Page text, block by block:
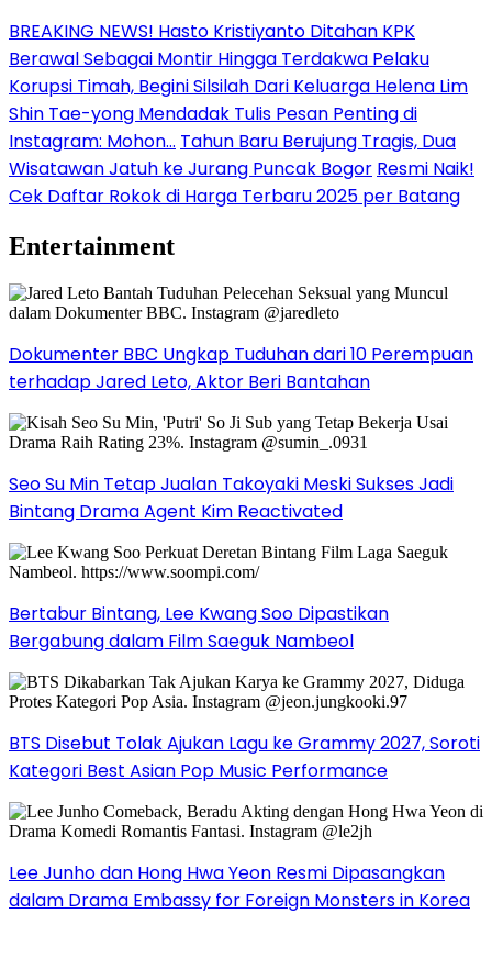
BREAKING NEWS! Hasto Kristiyanto Ditahan KPK
Berawal Sebagai Montir Hingga Terdakwa Pelaku
Korupsi Timah, Begini Silsilah Dari Keluarga Helena Lim
Shin Tae-yong Mendadak Tulis Pesan Penting di
Instagram: Mohon… Tahun Baru Berujung Tragis, Dua
Wisatawan Jatuh ke Jurang Puncak Bogor Resmi Naik!
Cek Daftar Rokok di Harga Terbaru 2025 per Batang
Entertainment
Dokumenter BBC Ungkap Tuduhan dari 10 Perempuan
terhadap Jared Leto, Aktor Beri Bantahan
Seo Su Min Tetap Jualan Takoyaki Meski Sukses Jadi
Bintang Drama Agent Kim Reactivated
Bertabur Bintang, Lee Kwang Soo Dipastikan
Bergabung dalam Film Saeguk Nambeol
BTS Disebut Tolak Ajukan Lagu ke Grammy 2027, Soroti
Kategori Best Asian Pop Music Performance
Lee Junho dan Hong Hwa Yeon Resmi Dipasangkan
dalam Drama Embassy for Foreign Monsters in Korea